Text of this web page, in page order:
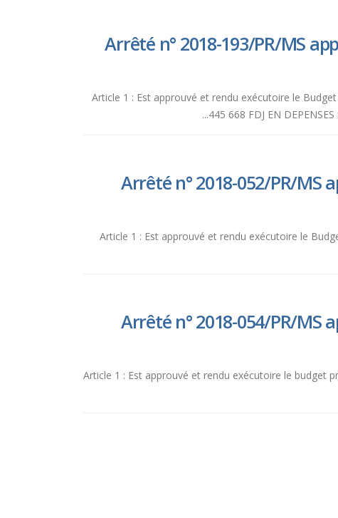
Arrêté n° 2018-193/PR/MS
Article 1 : Est approuvé et rendu exécutoire le Budget
445 668 FDJ EN
Arrêté n° 2018-052/PR/
Article 1 : Est approuvé et rendu exécutoire le
Arrêté n° 2018-054/PR/
Article 1 : Est approuvé et rendu exécutoire le budget